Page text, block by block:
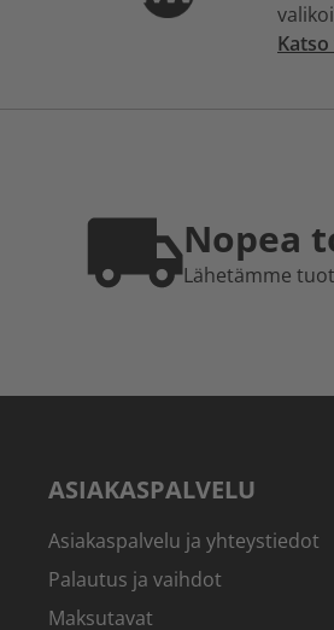
Nopea
Lähetämme
ASIAKASPALVELU
Asiakaspalvelu ja yhteystiedot
Palautus ja vaihdot
Maksutavat